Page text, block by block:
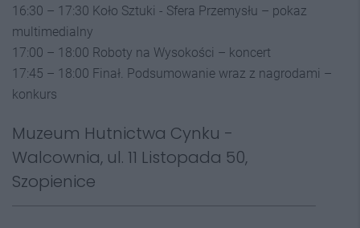
16:30 – 17:30 Koło Sztuki - Sfera Przemysłu – pokaz
multimedialny
17:00 – 18:00 Roboty na Wysokości – koncert
17:45 – 18:00 Finał. Podsumowanie wraz z nagrodami –
konkurs
Muzeum Hutnictwa Cynku -
Walcownia, ul. 11 Listopada 50,
Szopienice